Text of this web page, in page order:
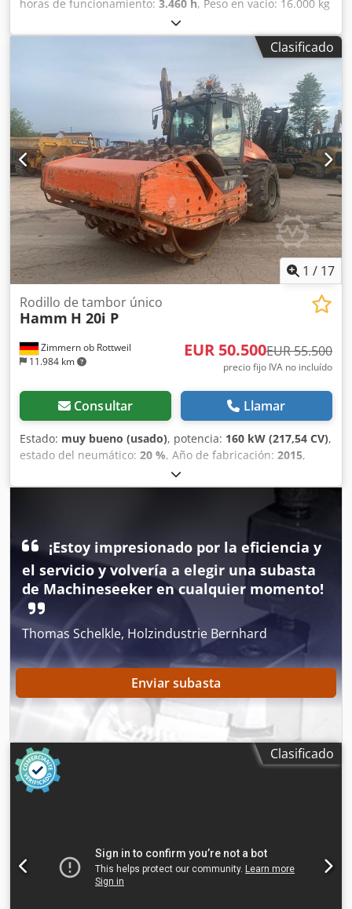
horas de funcionamiento: 3.460 h, Peso en vacío: 16.000 kg
Dimensiones (lxanxal): 595 x 231 x 296 cm Ubicación: El
Burgo de Ebro (Zaragoza) Este rodillo autopropulsado con
un peso de 16.430 kg., tiene una anchura de compactación
de 2.140 mm. Es un rodillo de altas prestaciones con un
papel esencial en el proceso de construcción. Ancho de
tambor: 2.140 mm Dcjdpfoy Egcvex Anujk Diámetro de
tambor: 1.504 mm Capacidad de depósito: 290 l Amplitud:
2,13/1,37 mm CE
Clasificado
1 / 17
Zimmern ob Rottweil
11.984 km
Rodillo de tambor único
Hamm H 20i P
EUR 50.500EUR 55.500
precio fijo IVA no incluído
Consultar Llamar
Estado: muy bueno (usado), potencia: 160 kW (217,54 CV),
estado del neumático: 20 %, Año de fabricación: 2015,
4.068 h
acondicionado, cabina, HAMM H20i P Rodillo pata de
cabra (Stampffußwalze) Año: 2015 Horas de trabajo: 4.068
h ROPS Aire acondicionado Radio Djdpoy I Uppjfx Anujck
Cámara de marcha atrás Tamaño de neumáticos: 23.1-26 –
aproximadamente 40% de vida útil Motor Deutz de 150 kW
CE / EPA Peso operativo: 21 t.
¡Estoy impresionado por la eficiencia y
el servicio y volvería a elegir una subasta
de Machineseeker en cualquier momento!
Thomas Schelkle, Holzindustrie Bernhard
Enviar subasta
Clasificado